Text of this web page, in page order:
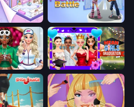
Fashion Battle
BFFs Luxury Loungewear Mean Girls Graduation Day